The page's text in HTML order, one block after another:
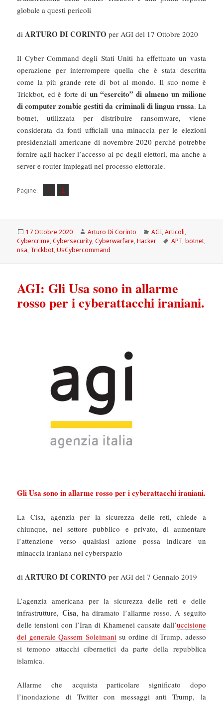
globale a questi pericoli
di ARTURO DI CORINTO per AGI del 17 Ottobre 2020
Il Cyber Command degli Stati Uniti ha effettuato un vasta
operazione per interrompere quella che è stata descritta
come la più grande rete di bot al mondo. Il suo nome è
Trickbot, ed è forte di un “esercito” di almeno un milione
di computer zombie gestiti da criminali di lingua russa. La
botnet, utilizzata per distribuire ransomware, viene
considerata da fonti ufficiali una minaccia per le elezioni
presidenziali americane di novembre 2020 perché potrebbe
fornire agli hacker l’accesso ai pc degli elettori, ma anche a
server e router impiegati nel processo elettorale.
Pagine: Pagina
1 ,
Pagina
2
Scritto
il
17 Ottobre 2020 Autore
Arturo Di Corinto Categorie
AGI,Articoli,
Cybercrime,Cybersecurity,Cyberwarfare,Hacker Tag
APT,botnet,
nsa, Trickbot,UsCybercommand
AGI: Gli Usa sono in allarme
rosso per i cyberattacchi iraniani.
Gli Usa sono in allarme rosso per i cyberattacchi iraniani.
La Cisa, agenzia per la sicurezza delle reti, chiede a
chiunque, nel settore pubblico e privato, di aumentare
l’attenzione verso qualsiasi azione possa indicare un
minaccia iraniana nel cyberspazio
di ARTURO DI CORINTO per AGI del 7 Gennaio 2019
L’agenzia americana per la sicurezza delle reti e delle
infrastrutture, Cisa, ha diramato l’allarme rosso. A seguito
delle tensioni con l’Iran di Khamenei causate dall’uccisione
del generale Qassem Soleimani su ordine di Trump, adesso
si temono attacchi cibernetici da parte della repubblica
islamica.
Allarme che acquista particolare significato dopo
l’inondazione di Twitter con messaggi anti Trump, la